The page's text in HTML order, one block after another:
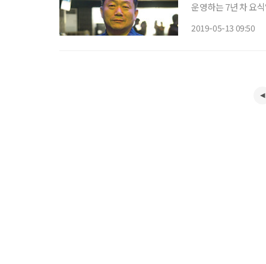
운영하는 7년 차 요
2019-05-13 09:50